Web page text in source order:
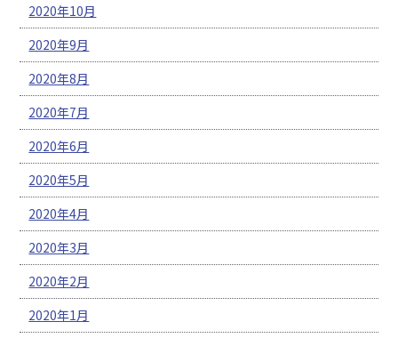
2020年10月
2020年9月
2020年8月
2020年7月
2020年6月
2020年5月
2020年4月
2020年3月
2020年2月
2020年1月